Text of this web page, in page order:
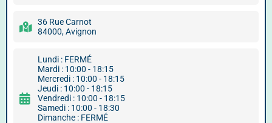
36 Rue Carnot
84000, Avignon
Lundi : FERMÉ
Mardi : 10:00 - 18:15
Mercredi : 10:00 - 18:15
Jeudi : 10:00 - 18:15
Vendredi : 10:00 - 18:15
Samedi : 10:00 - 18:30
Dimanche : FERMÉ